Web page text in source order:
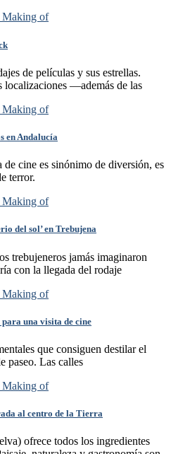
de películas y sus estrellas.
localizaciones —además de las
en Andalucía
de cine es sinónimo de diversión, es
terror.
del sol’ en Trebujena
trebujeneros jamás imaginaron
con la llegada del rodaje
una visita de cine
que consiguen destilar el
paseo. Las calles
al centro de la Tierra
ofrece todos los ingredientes